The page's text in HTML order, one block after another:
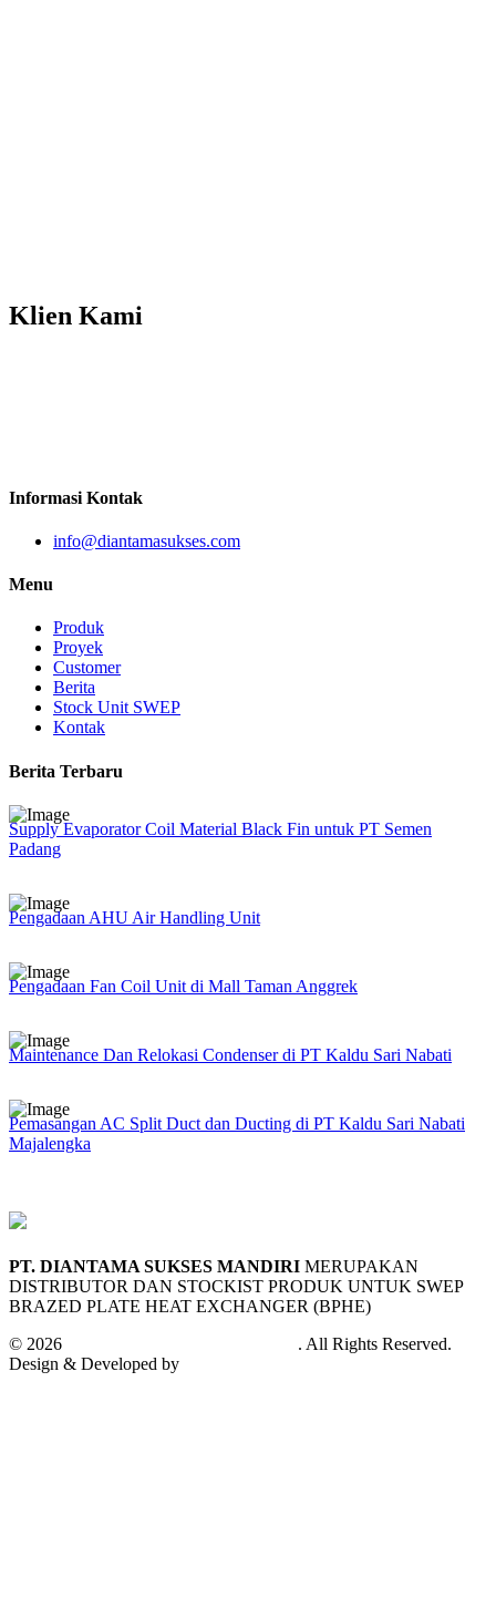
Klien Kami
Informasi Kontak
info@diantamasukses.com
Menu
Produk
Proyek
Customer
Berita
Stock Unit SWEP
Kontak
Berita Terbaru
Supply Evaporator Coil Material Black Fin untuk PT Semen
Padang
Pengadaan AHU Air Handling Unit
Pengadaan Fan Coil Unit di Mall Taman Anggrek
Maintenance Dan Relokasi Condenser di PT Kaldu Sari Nabati
Pemasangan AC Split Duct dan Ducting di PT Kaldu Sari Nabati
Majalengka
PT. DIANTAMA SUKSES MANDIRI MERUPAKAN
DISTRIBUTOR DAN STOCKIST PRODUK UNTUK SWEP
BRAZED PLATE HEAT EXCHANGER (BPHE)
© 2026
. All Rights Reserved.
Design & Developed by